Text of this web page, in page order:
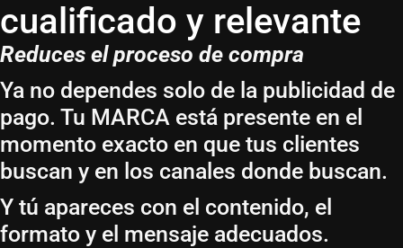
cualificado y relevante
Reduces el proceso de compra
Ya no dependes solo de la publicidad de
pago. Tu MARCA está presente en el
momento exacto en que tus clientes
buscan y en los canales donde buscan.
Y tú apareces con el contenido, el
formato y el mensaje adecuados.